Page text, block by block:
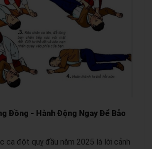
Đồng - Hành Động Ngay Để Bảo
ca đột quỵ đầu năm 2025 là lời cảnh